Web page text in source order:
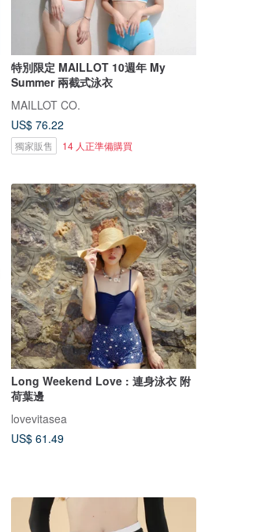
特別限定 MAILLOT 10週年 My
Summer 兩截式泳衣
MAILLOT CO.
US$ 76.22
獨家販售 14 人正準備購買
Long Weekend Love : 連身泳衣 附
荷葉邊
lovevitasea
US$ 61.49